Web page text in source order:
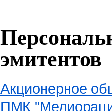
эмитентов
Акционерное
ПМК